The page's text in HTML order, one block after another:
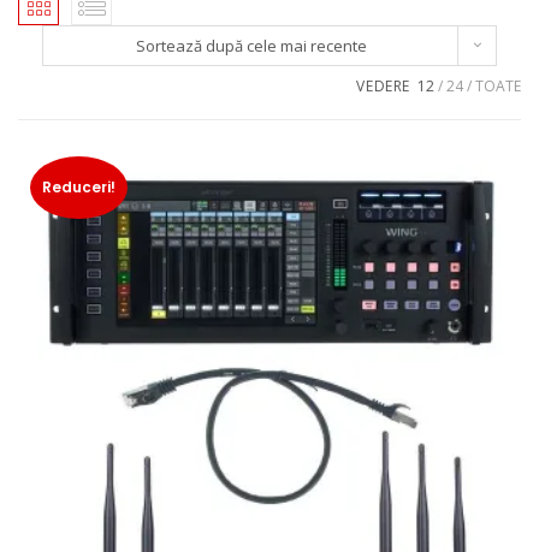
Sortează după cele mai recente
VEDERE 12 24 TOATE
Reduceri!